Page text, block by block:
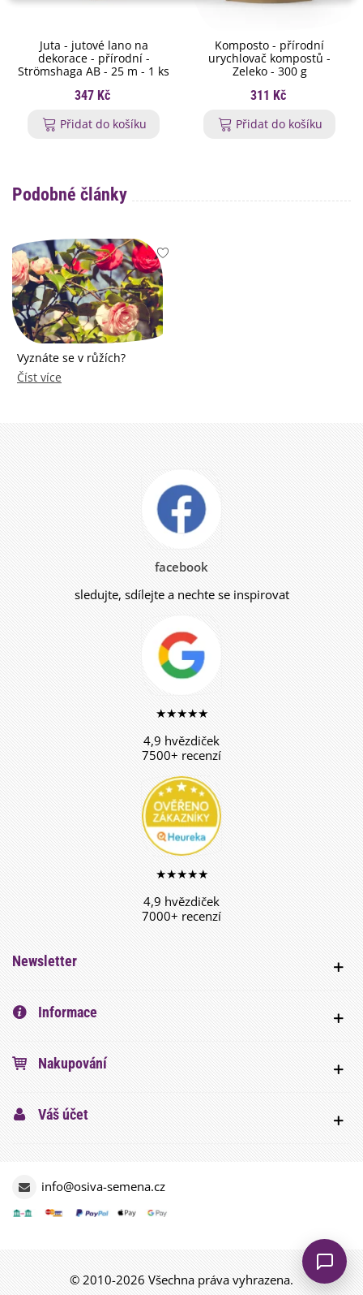
Juta - jutové lano na
dekorace - přírodní -
Strömshaga AB - 25 m - 1 ks
347 Kč
Přidat do košíku
Komposto - přírodní
urychlovač kompostů -
Zeleko - 300 g
311 Kč
Přidat do košíku
Podobné články
Vyznáte se v růžích?
Číst více
facebook
sledujte, sdílejte a nechte se inspirovat
★★★★★
4,9 hvězdiček
7500+ recenzí
★★★★★
4,9 hvězdiček
7000+ recenzí
Newsletter
Informace
Nakupování
Váš účet
info@osiva-semena.cz
© 2010-2026 Všechna práva vyhrazena.